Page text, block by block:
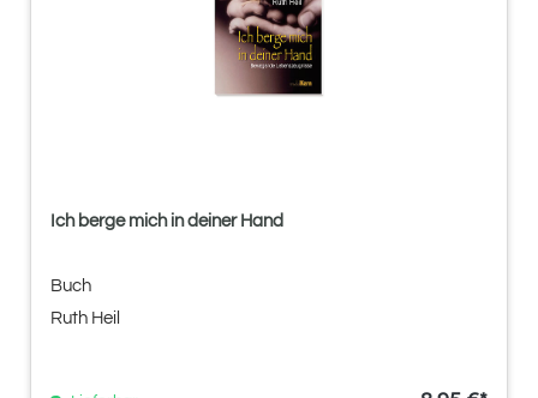
Ich berge mich in deiner Hand
Buch
Ruth Heil